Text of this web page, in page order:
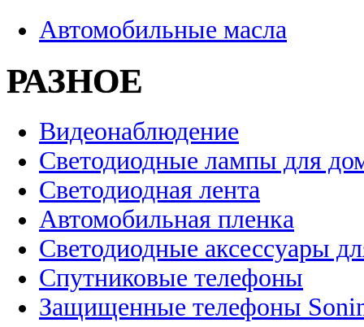
Автомобильные масла
РАЗНОЕ
Видеонаблюдение
Светодиодные лампы для
Светодиодная лента
Автомобильная пленка
Светодиодные аксессуары
Спутниковые телефоны
Защищенные телефоны